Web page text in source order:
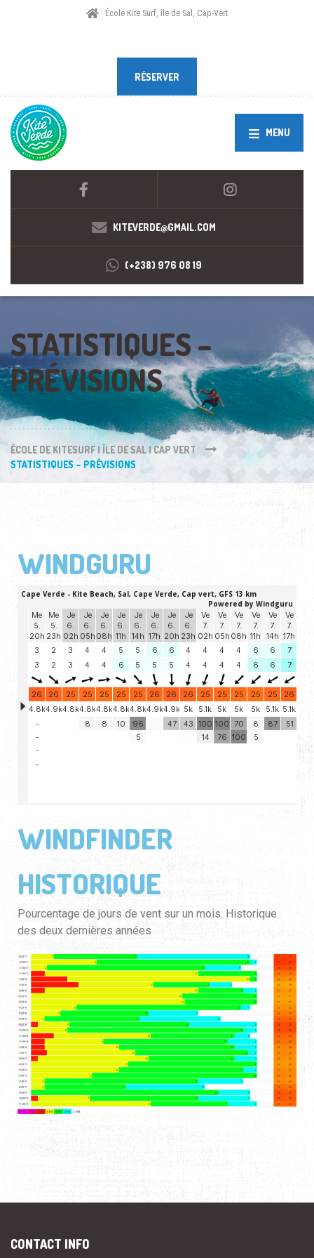
École Kite Surf, île de Sal, Cap-Vert
RÉSERVER
MENU
KITEVERDE@GMAIL.COM
(+238) 976 08 19
STATISTIQUES –
PRÉVISIONS
ÉCOLE DE KITESURF | ÎLE DE SAL | CAP VERT
STATISTIQUES – PRÉVISIONS
WINDGURU
WINDFINDER
HISTORIQUE
Pourcentage de jours de vent sur un mois. Historique
des deux dernières années
CONTACT INFO